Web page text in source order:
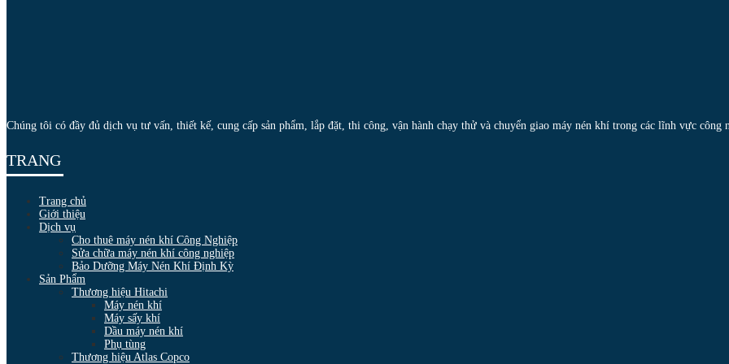
Chúng tôi có đầy đủ dịch vụ tư vấn, thiết kế, cung cấp sản phẩm, lắp đặt, thi công, vận hành chạy thử và chuyển giao máy nén khí trong các lĩnh vực công
TRANG
Trang chủ
Giới thiệu
Dịch vụ
Cho thuê máy nén khí Công Nghiệp
Sửa chữa máy nén khí công nghiệp
Bảo Dưỡng Máy Nén Khí Định Kỳ
Sản Phẩm
Thương hiệu Hitachi
Máy nén khí
Máy sấy khí
Dầu máy nén khí
Phụ tùng
Thương hiệu Atlas Copco